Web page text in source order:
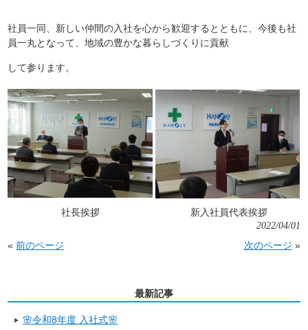
社員一同、新しい仲間の入社を心から歓迎するとともに、今後も社
員一丸となって、地域の豊かな暮らしづくりに貢献
して参ります。
社長挨拶
新入社員代表挨拶
2022/04/01
«前のページ 次のページ »
最新記事
🌸令和8年度 入社式🌸